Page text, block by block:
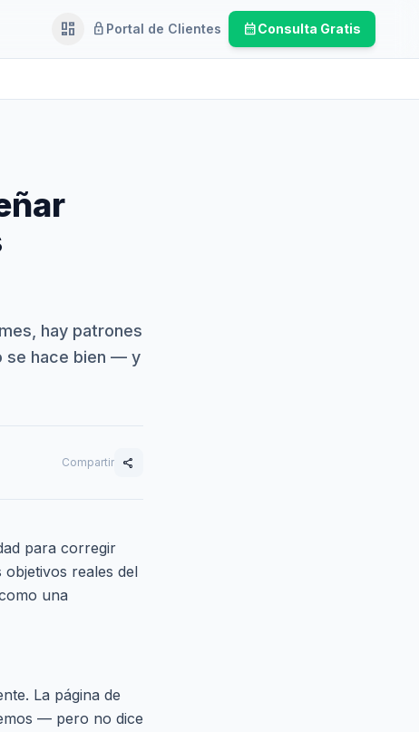
dashboardEjecutivo
lock Portal de Clientes calendar_monthConsulta Gratis
hay patrones
se hace bien — y
Compartir share
para corregir
reales del
una
La página de
— pero no dice